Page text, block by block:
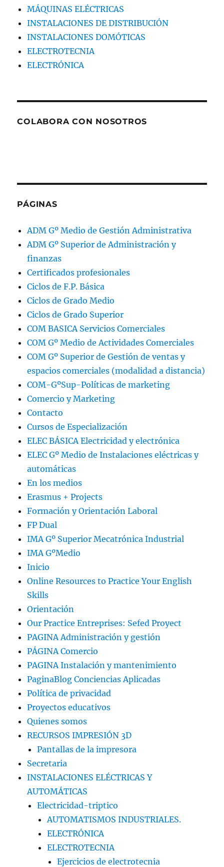
MÁQUINAS ELÉCTRICAS
INSTALACIONES DE DISTRIBUCIÓN
INSTALACIONES DOMÓTICAS
ELECTROTECNIA
ELECTRÓNICA
COLABORA CON NOSOTROS
PÁGINAS
ADM Gº Medio de Gestión Administrativa
ADM Gº Superior de Administración y
finanzas
Certificados profesionales
Ciclos de F.P. Básica
Ciclos de Grado Medio
Ciclos de Grado Superior
COM BASICA Servicios Comerciales
COM Gº Medio de Actividades Comerciales
COM Gº Superior de Gestión de ventas y
espacios comerciales (modalidad a distancia)
COM-GºSup-Políticas de marketing
Comercio y Marketing
Contacto
Cursos de Especialización
ELEC BÁSICA Electricidad y electrónica
ELEC Gº Medio de Instalaciones eléctricas y
automáticas
En los medios
Erasmus + Projects
Formación y Orientación Laboral
FP Dual
IMA Gº Superior Mecatrónica Industrial
IMA GºMedio
Inicio
Online Resources to Practice Your English
Skills
Orientación
Our Practice Entreprises: Sefed Proyect
PAGINA Administración y gestión
PÁGINA Comercio
PAGINA Instalación y mantenimiento
PaginaBlog Conciencias Aplicadas
Política de privacidad
Proyectos educativos
Quienes somos
RECURSOS IMPRESIÓN 3D
Pantallas de la impresora
Secretaria
INSTALACIONES ELÉCTRICAS Y
AUTOMÁTICAS
Electricidad-triptico
AUTOMATISMOS INDUSTRIALES.
ELECTRÓNICA
ELECTROTECNIA
Ejercicios de electrotecnia